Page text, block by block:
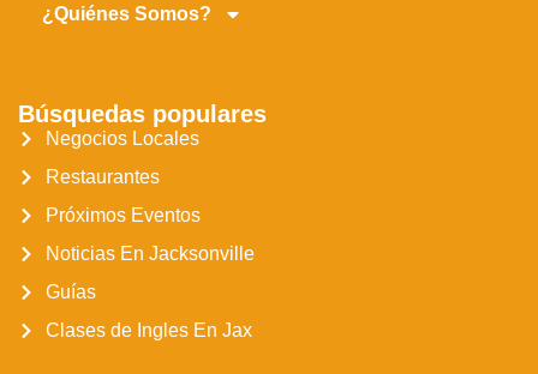
¿Quiénes Somos?
Búsquedas populares
Negocios Locales
Restaurantes
Próximos Eventos
Noticias En Jacksonville
Guías
Clases de Ingles En Jax